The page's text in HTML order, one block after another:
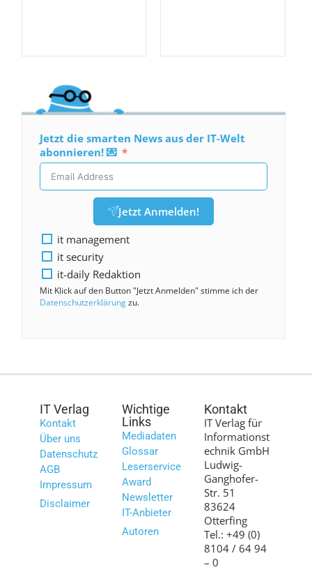
Jetzt die smarten News aus der IT-Welt
abonnieren! 💌
Jetzt Anmelden!
it management
it security
it-daily Redaktion
Mit Klick auf den Button "Jetzt Anmelden" stimme ich der
Datenschutzerklärungzu.
IT Verlag
Kontakt
Über uns
Datenschutz
AGB
Impressum
Disclaimer
Wichtige
Links
Mediadaten
Glossar
Leserservice
Award
Newsletter
IT-Anbieter
Autoren
Kontakt
IT Verlag für
Informationst
echnik GmbH
Ludwig-
Ganghofer-
Str. 51
83624
Otterfing
Tel.: +49 (0)
8104 / 64 94
– 0